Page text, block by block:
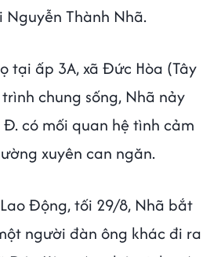
Thành Nhã.
tại ấp 3A, xã Đức Hòa (Tây
chung sống, Nhã nảy
có mối quan hệ tình cảm
xuyên can ngăn.
Động, tối 29/8, Nhã bắt
người đàn ông khác đi ra